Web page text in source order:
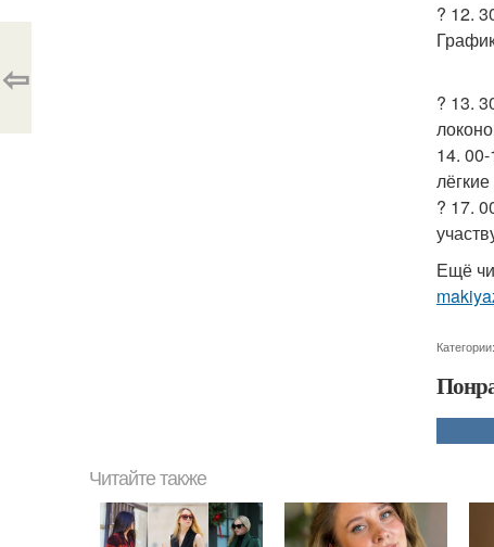
? 12.
? 13.
14.
? 17.
Ещё
Категории:
⇦
Читайте также